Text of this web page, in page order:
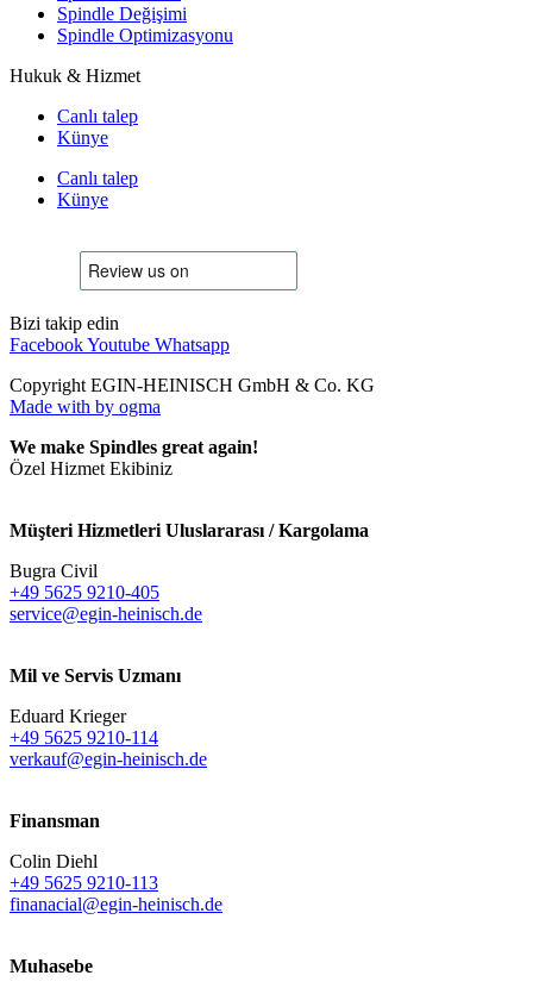
Spindle Değişimi
Spindle Optimizasyonu
Hukuk & Hizmet
Canlı talep
Künye
Canlı talep
Künye
Bizi takip edin
FacebookYoutube Whatsapp
Copyright EGIN-HEINISCH GmbH & Co. KG
Made with by ogma
We make Spindles great again!
Özel Hizmet Ekibiniz
Müşteri Hizmetleri Uluslararası / Kargolama
Bugra Civil
+49 5625 9210-405
service@egin-heinisch.de
Mil ve Servis Uzmanı
Eduard Krieger
+49 5625 9210-114
verkauf@egin-heinisch.de
Finansman
Colin Diehl
+49 5625 9210-113
finanacial@egin-heinisch.de
Muhasebe